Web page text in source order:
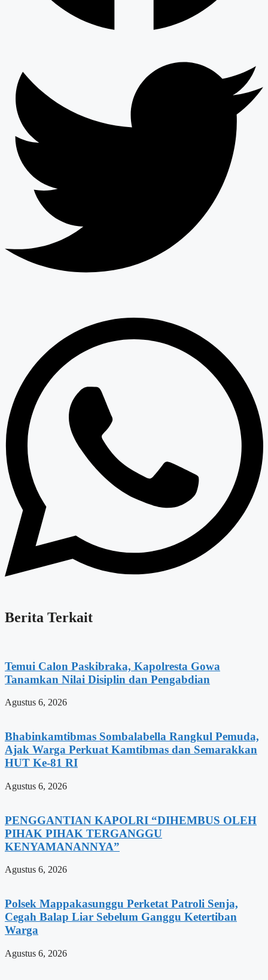
Berita Terkait
Temui Calon Paskibraka, Kapolresta Gowa
Tanamkan Nilai Disiplin dan Pengabdian
Agustus 6, 2026
Bhabinkamtibmas Sombalabella Rangkul Pemuda,
Ajak Warga Perkuat Kamtibmas dan Semarakkan
HUT Ke-81 RI
Agustus 6, 2026
PENGGANTIAN KAPOLRI “DIHEMBUS OLEH
PIHAK PIHAK TERGANGGU
KENYAMANANNYA”
Agustus 6, 2026
Polsek Mappakasunggu Perketat Patroli Senja,
Cegah Balap Liar Sebelum Ganggu Ketertiban
Warga
Agustus 6, 2026